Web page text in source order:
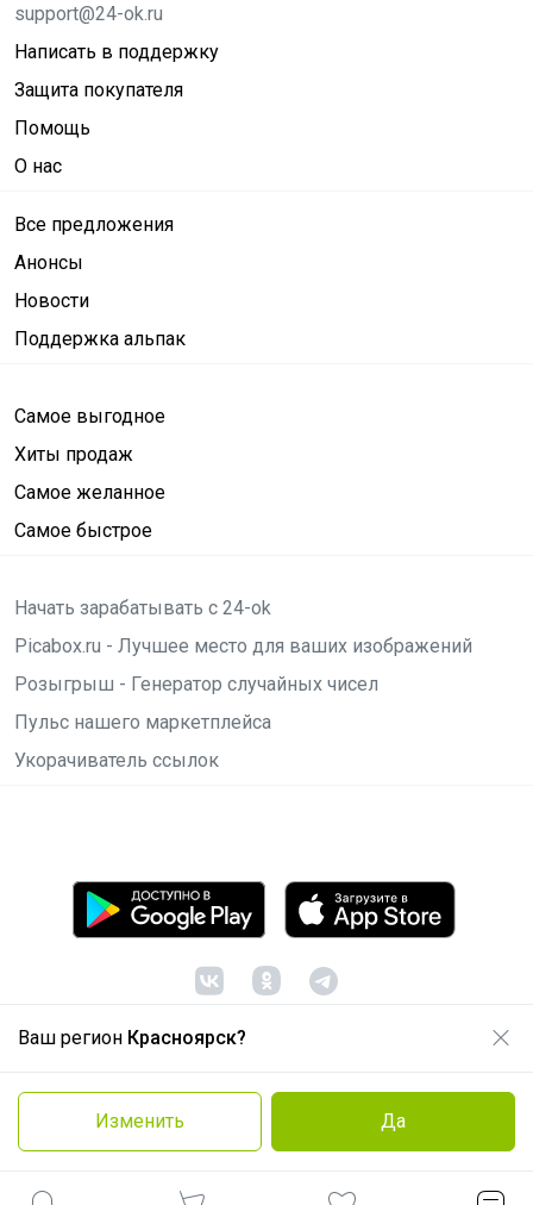
Ваш регион Красноярск?
Изменить Да
support@24-ok.ru
Написать в поддержку
Защита покупателя
Помощь
О нас
Все предложения
Анонсы
Новости
Поддержка альпак
Самое выгодное
Хиты продаж
Самое желанное
Самое быстрое
Начать зарабатывать с 24-ok
Picabox.ru - Лучшее место для ваших изображений
Розыгрыш - Генератор случайных чисел
Пульс нашего маркетплейса
Укорачиватель ссылок
© ООО "Лявита", ОГРН 1122468054070, 2012 -2026
Политика конфиденциальности
Cоглашение пользователя